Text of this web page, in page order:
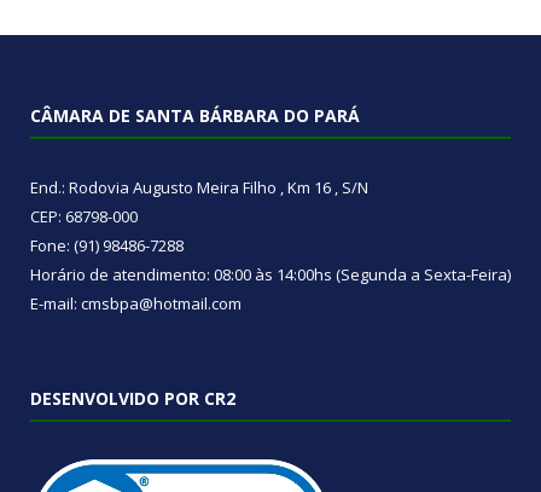
CÂMARA DE SANTA BÁRBARA DO PARÁ
End.: Rodovia Augusto Meira Filho , Km 16 , S/N
CEP: 68798-000
Fone: (91) 98486-7288
Horário de atendimento: 08:00 às 14:00hs (Segunda a Sexta-Feira)
E-mail: cmsbpa@hotmail.com
DESENVOLVIDO POR CR2